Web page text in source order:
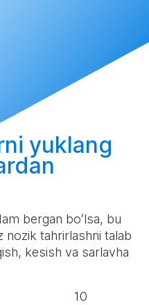
yuklang
bergan boʻlsa, bu
nozik tahrirlashni talab
kesish va sarlavha
10